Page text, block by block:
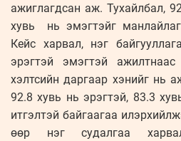
ажиглагдсан аж. Тухайлбал,
хувь нь эмэгтэйг
Кейс харвал, нэг
эрэгтэй эмэгтэй
хэлтсийн даргаар хэнийг нь
92.8 хувь нь эрэгтэй, 83.3
итгэлтэй байгаагаа
өөр нэг судалгаа